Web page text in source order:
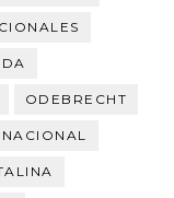
ODEBRECHT